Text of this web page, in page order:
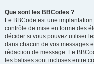
Que sont les BBCodes ?
Le BBCode est une
contrôle de mise en forme des
décider si vous pouvez utiliser
dans chacun de vos messages
rédaction de message. Le
les balises sont incluses entre